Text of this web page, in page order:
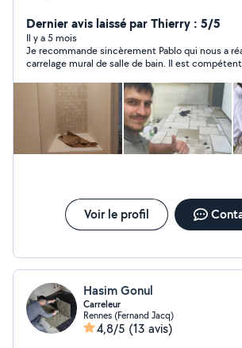
en laie. On réalise vos chapes traditionnel, douche a
l'italienne, vos ragréage. On pose tout
carrelage et de faïence en intérieur et
toute information nous concernant ou
travaux, nous restons à votre
Dernier avis laissé par Thierry : 5/5
Il y a 5 mois
Je recommande sincèrement Pablo qui nous a
carrelage mural de salle de bain. Il est
Voir le profil
Hasim Gonul
Carreleur
Rennes (Fernand Jacq)
4,8/5 (13 avis)